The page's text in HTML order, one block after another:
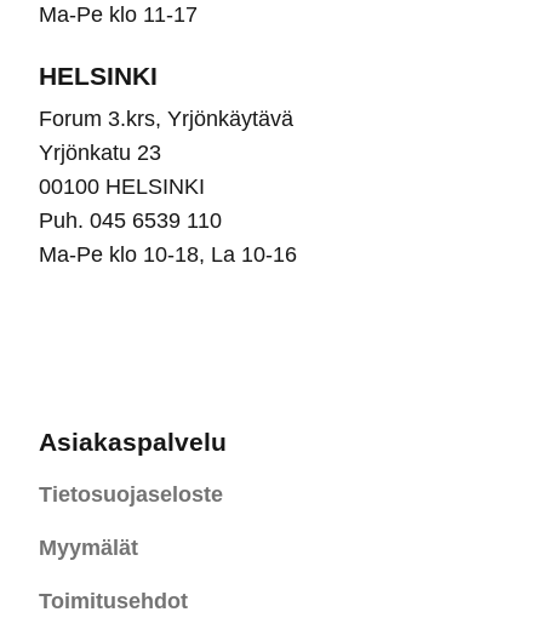
Ma-Pe klo 11-17
HELSINKI
Forum 3.krs, Yrjönkäytävä
Yrjönkatu 23
00100 HELSINKI
Puh. 045 6539 110
Ma-Pe klo 10-18, La 10-16
Asiakaspalvelu
Tietosuojaseloste
Myymälät
Toimitusehdot